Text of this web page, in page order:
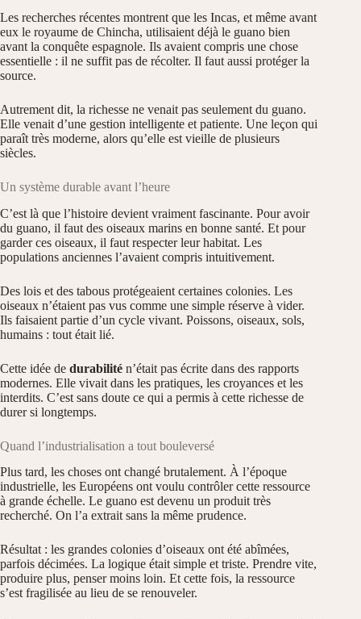
Les recherches récentes montrent que les Incas, et même avant
eux le royaume de Chincha, utilisaient déjà le guano bien
avant la conquête espagnole. Ils avaient compris une chose
essentielle : il ne suffit pas de récolter. Il faut aussi protéger la
source.
Autrement dit, la richesse ne venait pas seulement du guano.
Elle venait d’une gestion intelligente et patiente. Une leçon qui
paraît très moderne, alors qu’elle est vieille de plusieurs
siècles.
Un système durable avant l’heure
C’est là que l’histoire devient vraiment fascinante. Pour avoir
du guano, il faut des oiseaux marins en bonne santé. Et pour
garder ces oiseaux, il faut respecter leur habitat. Les
populations anciennes l’avaient compris intuitivement.
Des lois et des tabous protégeaient certaines colonies. Les
oiseaux n’étaient pas vus comme une simple réserve à vider.
Ils faisaient partie d’un cycle vivant. Poissons, oiseaux, sols,
humains : tout était lié.
Cette idée de durabilité n’était pas écrite dans des rapports
modernes. Elle vivait dans les pratiques, les croyances et les
interdits. C’est sans doute ce qui a permis à cette richesse de
durer si longtemps.
Quand l’industrialisation a tout bouleversé
Plus tard, les choses ont changé brutalement. À l’époque
industrielle, les Européens ont voulu contrôler cette ressource
à grande échelle. Le guano est devenu un produit très
recherché. On l’a extrait sans la même prudence.
Résultat : les grandes colonies d’oiseaux ont été abîmées,
parfois décimées. La logique était simple et triste. Prendre vite,
produire plus, penser moins loin. Et cette fois, la ressource
s’est fragilisée au lieu de se renouveler.